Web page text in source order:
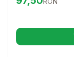
crea un mediu